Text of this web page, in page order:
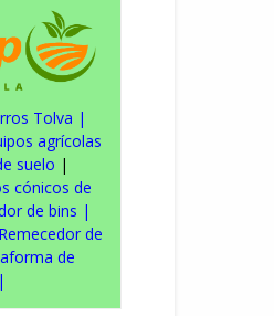
Tolva |
agrícolas
suelo |
cónicos de
de bins |
Remecedor de
de
|